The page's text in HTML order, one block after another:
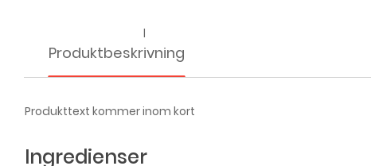
l
Produktbeskrivning
Produkttext kommer inom kort
Ingredienser